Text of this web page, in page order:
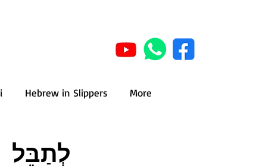
Hebrew in Slippers More
לְתַבֵּל